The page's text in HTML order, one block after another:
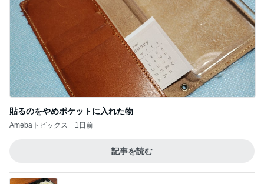
貼るのをやめポケットに入れた物
Amebaトピックス 1日前
記事を読む